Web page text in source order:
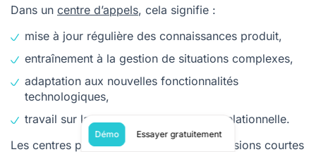
Dans un centre d’appels, cela signifie :
mise à jour régulière des connaissances produit,
entraînement à la gestion de situations complexes,
adaptation aux nouvelles fonctionnalités
technologiques,
travail sur la posture commerciale et relationnelle.
Les centres performants intègrent des sessions courtes
Démo Essayer gratuitement